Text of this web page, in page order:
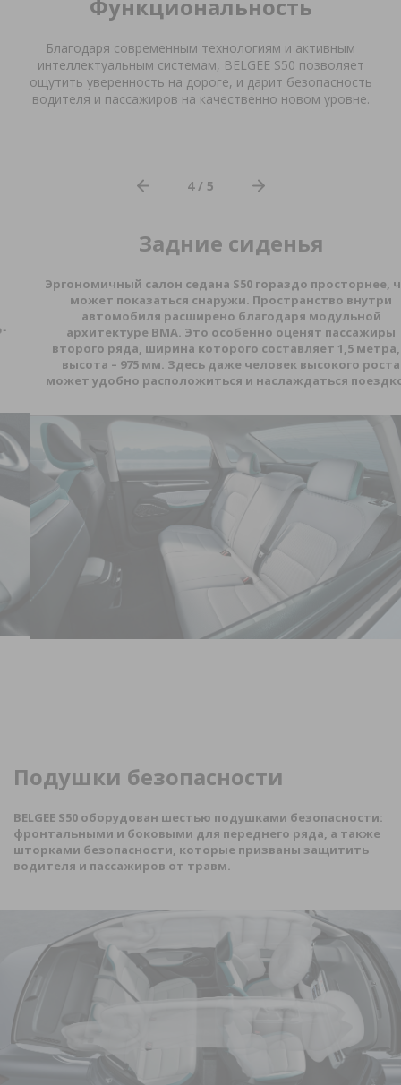
Функциональность
Благодаря современным технологиям и активным
интеллектуальным системам, BELGEE S50 позволяет
ощутить уверенность на дороге, и дарит безопасность
водителя и пассажиров на качественно новом уровне.
4 / 5
Задние сиденья
Эргономичный салон седанаS50 гораздо просторнее, чем
может показаться снаружи. Пространство внутри
автомобиля расширено благодаря модульной
архитектуреBMA . Это особенно оценят пассажиры
второго ряда, ширина которого составляет 1,5 метра, а
высота – 975 мм. Здесь даже человек высокого роста
может удобно расположиться и наслаждаться поездкой.
Подушки безопасности
BELGEE S50 оборудован шестью подушками безопасности:
фронтальными и боковыми для переднего ряда, а также
шторками безопасности, которые призваны защитить
водителя и пассажиров от травм.